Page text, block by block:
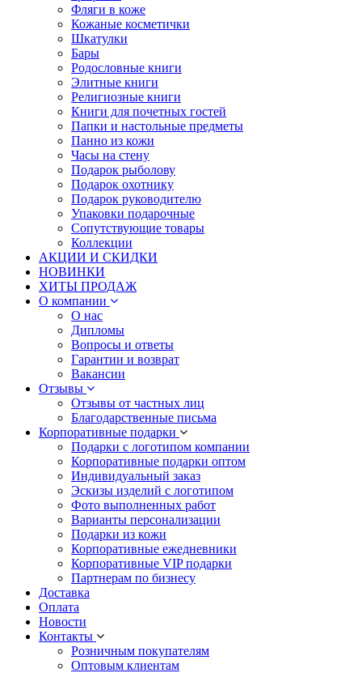
Фляги в коже
Кожаные косметички
Шкатулки
Бары
Родословные книги
Элитные книги
Религиозные книги
Книги для почетных гостей
Папки и настольные предметы
Панно из кожи
Часы на стену
Подарок рыболову
Подарок охотнику
Подарок руководителю
Упаковки подарочные
Сопутствующие товары
Коллекции
АКЦИИ И СКИДКИ
НОВИНКИ
ХИТЫ ПРОДАЖ
О компании
О нас
Дипломы
Вопросы и ответы
Гарантии и возврат
Вакансии
Отзывы
Отзывы от частных лиц
Благодарственные письма
Корпоративные подарки
Подарки с логотипом компании
Корпоративные подарки оптом
Индивидуальный заказ
Эскизы изделий с логотипом
Фото выполненных работ
Варианты персонализации
Подарки из кожи
Корпоративные ежедневники
Корпоративные VIP подарки
Партнерам по бизнесу
Доставка
Оплата
Новости
Контакты
Розничным покупателям
Оптовым клиентам